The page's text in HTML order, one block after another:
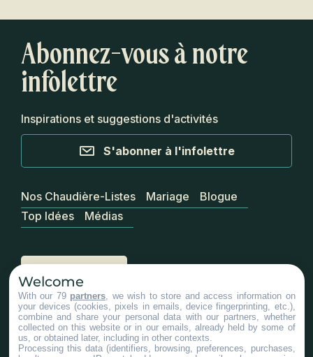
Abonnez-vous à notre
infolettre
Inspirations et suggestions d'activités
S'abonner à l'infolettre
Services aux entreprises
Nos Chaudière-Listes Mariage
Blogue
Top Idées
Médias
Welcome
With our 79 partners , we wish to store and access information on
your devices (cookies, pixels in emails, device fingerprinting, etc.),
combine and share your personal data with our partners, whether
collected on this website or in our emails, already held by some of
us, or obtained later, including in other contexts.
Processing this data (identifiers, browsing, preferences, purchases,